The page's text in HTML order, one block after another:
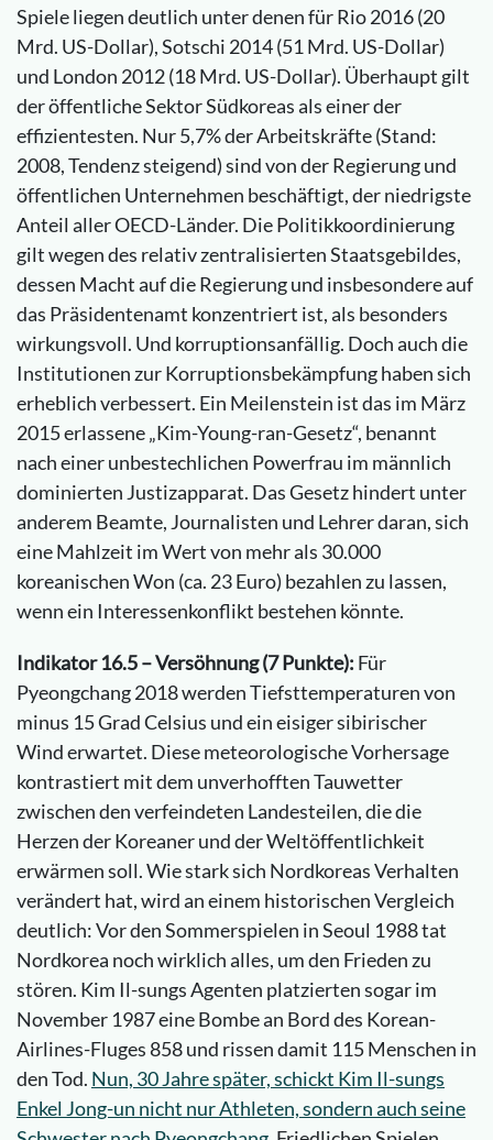
Spiele liegen deutlich unter denen für Rio 2016 (20
Mrd. US-Dollar), Sotschi 2014 (51 Mrd. US-Dollar)
und London 2012 (18 Mrd. US-Dollar). Überhaupt gilt
der öffentliche Sektor Südkoreas als einer der
effizientesten. Nur 5,7% der Arbeitskräfte (Stand:
2008, Tendenz steigend) sind von der Regierung und
öffentlichen Unternehmen beschäftigt, der niedrigste
Anteil aller OECD-Länder. Die Politikkoordinierung
gilt wegen des relativ zentralisierten Staatsgebildes,
dessen Macht auf die Regierung und insbesondere auf
das Präsidentenamt konzentriert ist, als besonders
wirkungsvoll. Und korruptionsanfällig. Doch auch die
Institutionen zur Korruptionsbekämpfung haben sich
erheblich verbessert. Ein Meilenstein ist das im März
2015 erlassene „Kim-Young-ran-Gesetz“, benannt
nach einer unbestechlichen Powerfrau im männlich
dominierten Justizapparat. Das Gesetz hindert unter
anderem Beamte, Journalisten und Lehrer daran, sich
eine Mahlzeit im Wert von mehr als 30.000
koreanischen Won (ca. 23 Euro) bezahlen zu lassen,
wenn ein Interessenkonflikt bestehen könnte.
Indikator 16.5 – Versöhnung (7 Punkte): Für
Pyeongchang 2018 werden Tiefsttemperaturen von
minus 15 Grad Celsius und ein eisiger sibirischer
Wind erwartet. Diese meteorologische Vorhersage
kontrastiert mit dem unverhofften Tauwetter
zwischen den verfeindeten Landesteilen, die die
Herzen der Koreaner und der Weltöffentlichkeit
erwärmen soll. Wie stark sich Nordkoreas Verhalten
verändert hat, wird an einem historischen Vergleich
deutlich: Vor den Sommerspielen in Seoul 1988 tat
Nordkorea noch wirklich alles, um den Frieden zu
stören. Kim Il-sungs Agenten platzierten sogar im
November 1987 eine Bombe an Bord des Korean-
Airlines-Fluges 858 und rissen damit 115 Menschen in
den Tod. Nun, 30 Jahre später, schickt Kim Il-sungs
Enkel Jong-un nicht nur Athleten, sondern auch seine